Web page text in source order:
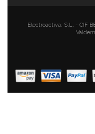
Electroactiva, S.L. - CIF